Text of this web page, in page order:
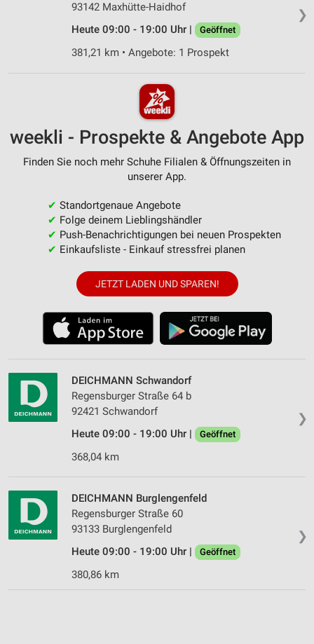
❯
93142 Maxhütte-Haidhof
Heute 09:00 - 19:00 Uhr |
Geöffnet
381,21 km • Angebote: 1 Prospekt
weekli - Prospekte & Angebote App
Finden Sie noch mehr Schuhe Filialen & Öffnungszeiten in
unserer App.
✔ Standortgenaue Angebote
✔ Folge deinem Lieblingshändler
✔ Push-Benachrichtigungen bei neuen Prospekten
✔ Einkaufsliste - Einkauf stressfrei planen
JETZT LADEN UND SPAREN!
❯
DEICHMANN Schwandorf
Regensburger Straße 64 b
92421 Schwandorf
Heute 09:00 - 19:00 Uhr |
Geöffnet
368,04 km
❯
DEICHMANN Burglengenfeld
Regensburger Straße 60
93133 Burglengenfeld
Heute 09:00 - 19:00 Uhr |
Geöffnet
380,86 km